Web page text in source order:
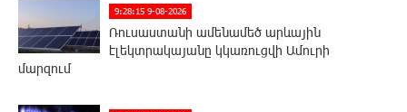
9:28:15 9-08-2026
Ռուսաստանի ամենամեծ արևային
էլեկտրակայանը կկառուցվի Ամուրի
մարզում